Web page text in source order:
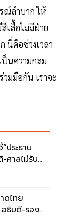
ณ์ลำบาก ให้
เสื้อไม่มีฝ่าย
นี่คือช่วงเวลา
นความกลม
มมือกัน เราจะ
ประธาน
าลไม่รับคำ
ดไทย
ธิบดี-รอง